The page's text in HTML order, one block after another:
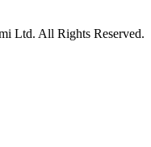
Ltd. All Rights Reserved.